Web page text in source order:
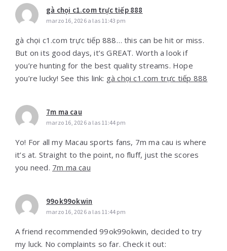
gà chọi c1.com trực tiếp 888
marzo 16, 2026 a las 11:43 pm
gà chọi c1.com trực tiếp 888… this can be hit or miss.
But on its good days, it’s GREAT. Worth a look if
you’re hunting for the best quality streams. Hope
you’re lucky! See this link: gà chọi c1.com trực tiếp 888
7m ma cau
marzo 16, 2026 a las 11:44 pm
Yo! For all my Macau sports fans, 7m ma cau is where
it’s at. Straight to the point, no fluff, just the scores
you need. 7m ma cau
99ok99okwin
marzo 16, 2026 a las 11:44 pm
A friend recommended 99ok99okwin, decided to try
my luck. No complaints so far. Check it out: